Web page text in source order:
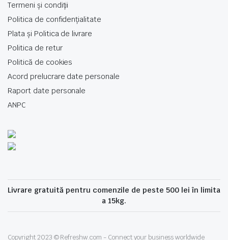
Termeni și condiții
Politica de confidențialitate
Plata și Politica de livrare
Politica de retur
Politică de cookies
Acord prelucrare date personale
Raport date personale
ANPC
Livrare gratuită pentru comenzile de peste 500 lei în limita
a 15kg.
Copyright 2023 © Refreshw.com - Connect your business worldwide